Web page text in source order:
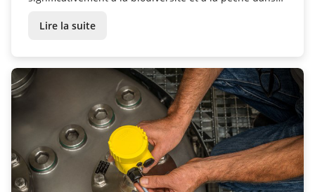
Lire la suite